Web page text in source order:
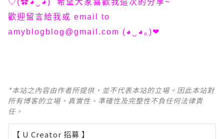
♡(✿◕‿◕) 希望大家喜歡我這次的分享~
歡迎留言給我或 email to
amyblogblog@gmail.com (◕‿◕｡)❤
*本站之內容由作者所提供，並不代表本站的立場。因此本站對
所有博客的立場、真實性、準確性及完整性不負任何法律責
任。
【 U Creator 招募 】